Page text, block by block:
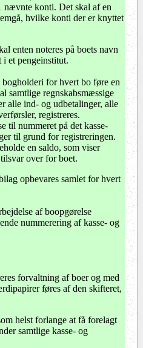
nævnte konti. Det skal af en
hvilke konti der er knyttet
enten noteres på boets navn
i et pengeinstitut.
for hvert bo føre en
samtlige regnskabsmæssige
alle ind- og udbetalinger, alle
registreres.
til nummeret på det kasse-
til grund for registreringen.
en saldo, som viser
over for boet.
opbevares samlet for hvert
af boopgørelse
nummerering af kasse- og
forvaltning af boer og med
føres af den skifteret,
helst forlange at få forelagt
samtlige kasse- og